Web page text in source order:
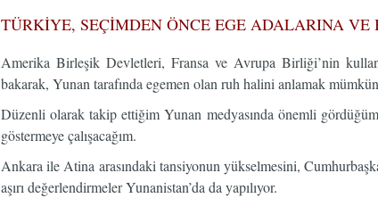
TÜRKİYE, SEÇİMDEN ÖNCE EGE ADALARINA
Amerika Birleşik Devletleri, Fransa ve Avrupa Birliği’nin
bakarak, Yunan tarafında egemen olan ruh halini anlamak
Düzenli olarak takip ettiğim Yunan medyasında önemli
göstermeye çalışacağım.
Ankara ile Atina arasındaki tansiyonun yükselmesini,
aşırı değerlendirmeler Yunanistan’da da yapılıyor.